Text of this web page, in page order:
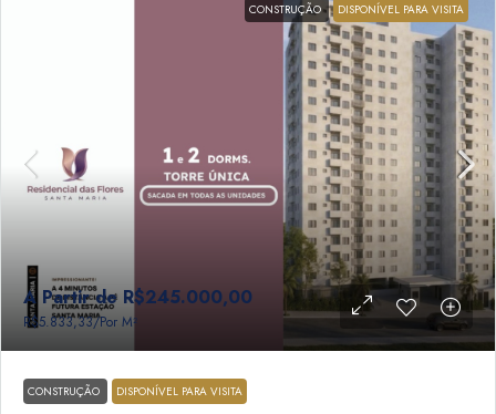
CONSTRUÇÃO DISPONÍVEL PARA VISITA
A Partir de R$245.000,00
R$5.833,33/Por M²
CONSTRUÇÃO DISPONÍVEL PARA VISITA